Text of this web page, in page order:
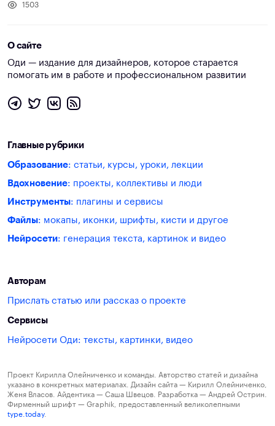
1503
О сайте
Оди — издание для дизайнеров, которое старается
помогать им в работе и профессиональном развитии
Главные рубрики
Образование: статьи, курсы, уроки, лекции
Вдохновение: проекты, коллективы и люди
Инструменты: плагины и сервисы
Файлы: мокапы, иконки, шрифты, кисти и другое
Нейросети: генерация текста, картинок и видео
Авторам
Прислать статью или рассказ о проекте
Сервисы
Нейросети Оди: тексты, картинки, видео
Проект Кирилла Олейниченко и команды. Авторство статей и дизайна
указано в конкретных материалах. Дизайн сайта — Кирилл Олейниченко,
Женя Власов. Айдентика — Саша Швецов. Разработка — Андрей Острин.
Фирменный шрифт — Graphik, предоставленный великолепными
type.today.